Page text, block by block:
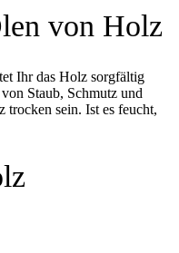
von Holz
Ihr das Holz sorgfältig
Staub, Schmutz und
trocken sein. Ist es feucht,